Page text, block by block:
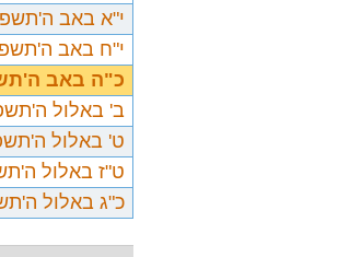
י"א באב
י"ח באב
כ"ה באב
ב' באלול
ט' באלול
ט"ז באלול
כ"ג באלול